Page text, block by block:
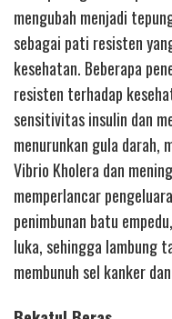
mengubah menjadi
sebagai pati resisten
kesehatan. Beberapa
resisten terhadap
sensitivitas insulin dan
menurunkan gula darah,
Vibrio Kholera dan
memperlancar
penimbunan batu
luka, sehingga lambung
membunuh sel kanker